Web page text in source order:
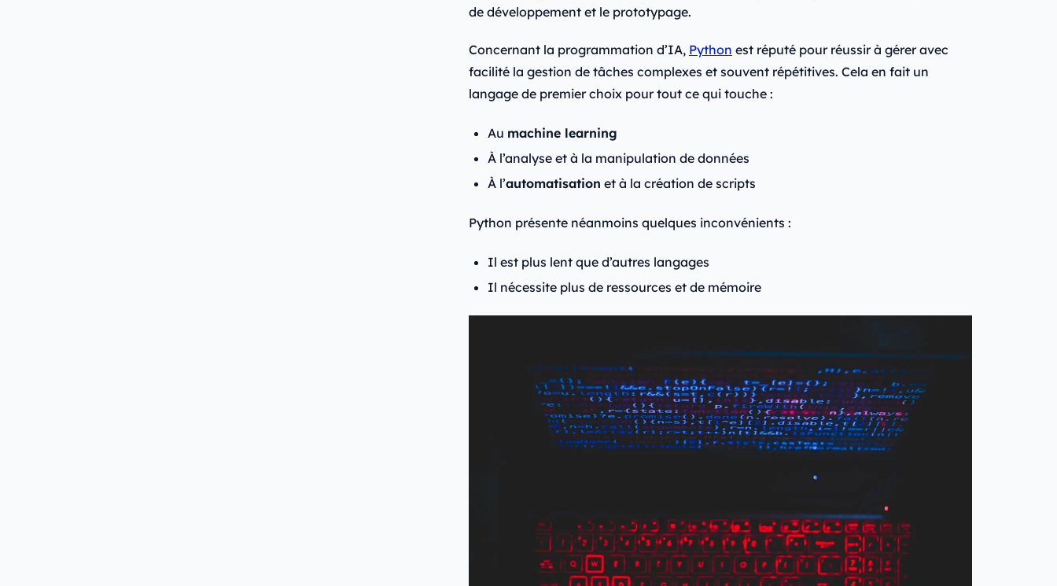
de développement et le prototypage.
Concernant la programmation d’IA, Python est réputé pour réussir à gérer avec
facilité la gestion de tâches complexes et souvent répétitives. Cela en fait un
langage de premier choix pour tout ce qui touche :
Au machine learning
À l’analyse et à la manipulation de données
À l’automatisation et à la création de scripts
Python présente néanmoins quelques inconvénients :
Il est plus lent que d’autres langages
Il nécessite plus de ressources et de mémoire